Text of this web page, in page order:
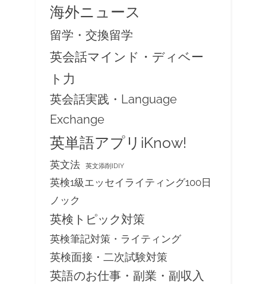
海外ニュース
留学・交換留学
英会話マインド・ディベー
ト力
英会話実践・Language
Exchange
英単語アプリiKnow!
英文法 英文添削IDIY
英検1級エッセイライティング100日
ノック
英検トピック対策
英検筆記対策・ライティング
英検面接・二次試験対策
英語のお仕事・副業・副収入